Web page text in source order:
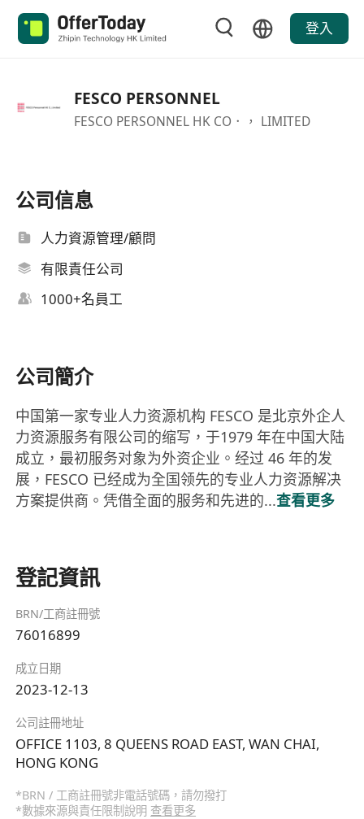
登入
FESCO PERSONNEL
FESCO PERSONNEL HK CO．， LIMITED
公司信息
人力資源管理/顧問
有限責任公司
1000+名員工
公司簡介
中国第一家专业人力资源机构 FESCO 是北京外企人
力资源服务有限公司的缩写，于1979 年在中国大陆
成立，最初服务对象为外资企业。经过 46 年的发
展，FESCO 已经成为全国领先的专业人力资源解决
方案提供商。凭借全面的服务和先进的...查看更多
登記資訊
BRN/工商註冊號
76016899
成立日期
2023-12-13
公司註冊地址
OFFICE 1103, 8 QUEENS ROAD EAST, WAN CHAI,
HONG KONG
*BRN / 工商註冊號非電話號碼，請勿撥打
*數據來源與責任限制說明 查看更多